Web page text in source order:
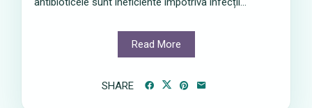
Read More
SHARE